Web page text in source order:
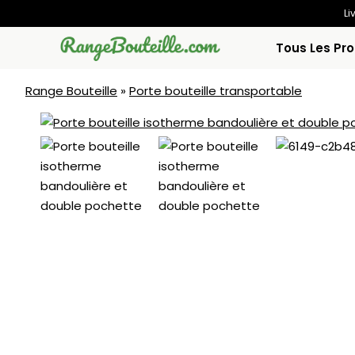
au
Tous Les
Range Bouteille »Porte bouteille transportable